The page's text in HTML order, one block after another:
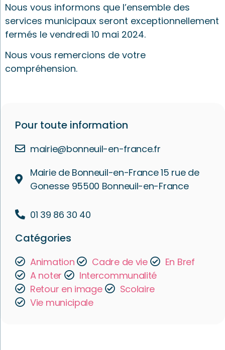
Nous vous informons que l’ensemble des
services municipaux seront exceptionnellement
fermés le vendredi 10 mai 2024.
Nous vous remercions de votre
compréhension.
Pour toute information
mairie@bonneuil-en-france.fr
Mairie de Bonneuil-en-France 15 rue de
Gonesse 95500 Bonneuil-en-France
01 39 86 30 40
Catégories
Animation Cadre de vie
En Bref
A noter
Intercommunalité
Retour en image
Scolaire
Vie municipale